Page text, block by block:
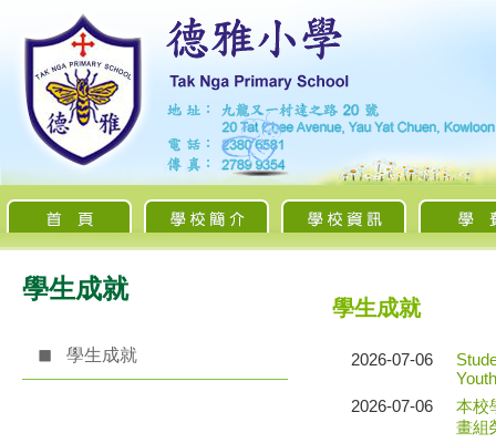
學生成就
學生成就
學生成就
2026-07-06
2026-07-06
本校
畫組